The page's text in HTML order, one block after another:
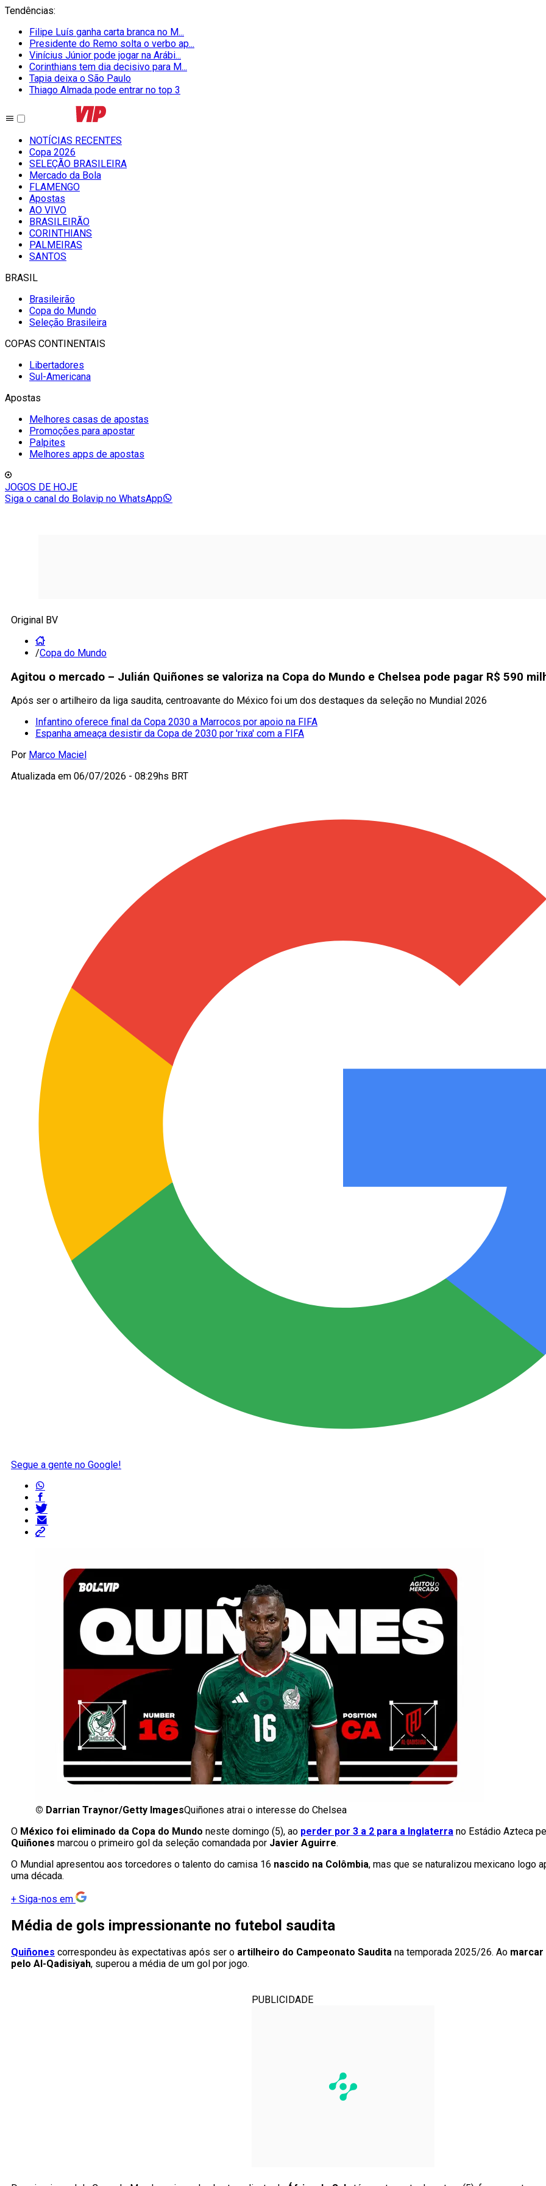
Tendências:
Filipe Luís ganha carta branca no M...
Presidente do Remo solta o verbo ap...
Vinícius Júnior pode jogar na Arábi...
Corinthians tem dia decisivo para M...
Tapia deixa o São Paulo
Thiago Almada pode entrar no top 3
NOTÍCIAS RECENTES
Copa 2026
SELEÇÃO BRASILEIRA
Mercado da Bola
FLAMENGO
Apostas
AO VIVO
BRASILEIRÃO
CORINTHIANS
PALMEIRAS
SANTOS
BRASIL
Brasileirão
Copa do Mundo
Seleção Brasileira
COPAS CONTINENTAIS
Libertadores
Sul-Americana
Apostas
Melhores casas de apostas
Promoções para apostar
Palpites
Melhores apps de apostas
JOGOS DE HOJE
Siga o canal do Bolavip no WhatsApp
Original BV
/Copa do Mundo
Agitou o mercado – Julián Quiñones se valoriza na Copa do Mundo e Chelsea pode pagar R$ 590
Após ser o artilheiro da liga saudita, centroavante do México foi um dos destaques da seleção no Mundial 2026
Infantino oferece final da Copa 2030 a Marrocos por apoio na FIFA
Espanha ameaça desistir da Copa de 2030 por 'rixa' com a FIFA
Por Marco Maciel
Atualizada em 06/07/2026 - 08:29hs BRT
Segue a gente no Google!
© Darrian Traynor/Getty ImagesQuiñones atrai o interesse do Chelsea
O México foi eliminado da Copa do Mundo neste domingo (5), ao perder por 3 a 2 para a Inglaterra no Estádio Azteca
Quiñones marcou o primeiro gol da seleção comandada por Javier Aguirre.
O Mundial apresentou aos torcedores o talento do camisa 16 nascido na Colômbia, mas que se naturalizou mexicano logo
uma década.
+ Siga-nos em
Média de gols impressionante no futebol saudita
Quiñones correspondeu às expectativas após ser o artilheiro do Campeonato Saudita na temporada 2025/26. Ao marcar
pelo Al-Qadisiyah, superou a média de um gol por jogo.
PUBLICIDADE